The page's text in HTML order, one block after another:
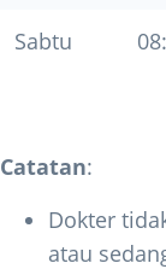
Sabtu
Catatan:
Dokter
atau